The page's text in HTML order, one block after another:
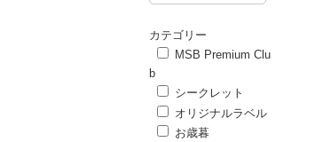
カテゴリー
MSB Premium Clu
b
シークレット
オリジナルラベル
お歳暮